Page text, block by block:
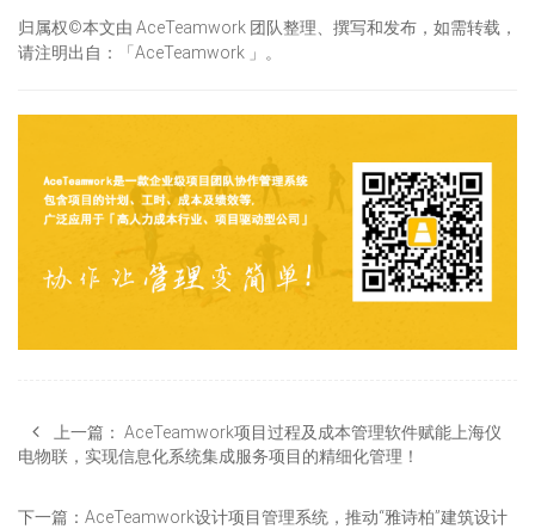
归属权©本文由 AceTeamwork 团队整理、撰写和发布，如需转载，
请注明出自：「AceTeamwork 」。
上一篇： AceTeamwork项目过程及成本管理软件赋能上海仪
电物联，实现信息化系统集成服务项目的精细化管理！
下一篇： AceTeamwork设计项目管理系统，推动“雅诗柏”建筑设计